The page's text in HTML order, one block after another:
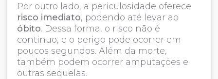
Por outro lado, a periculosidade oferece
risco imediato, podendo até levar ao
óbito. Dessa forma, o risco não é
continuo, e o perigo pode ocorrer em
poucos segundos. Além da morte,
também podem ocorrer amputações e
outras sequelas.